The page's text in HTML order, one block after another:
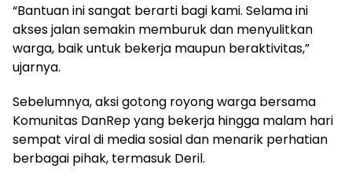
“Bantuan ini sangat berarti bagi kami. Selama ini
akses jalan semakin memburuk dan menyulitkan
warga, baik untuk bekerja maupun beraktivitas,”
ujarnya.
Sebelumnya, aksi gotong royong warga bersama
Komunitas DanRep yang bekerja hingga malam hari
sempat viral di media sosial dan menarik perhatian
berbagai pihak, termasuk Deril.